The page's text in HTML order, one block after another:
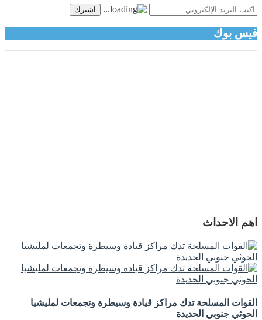
اشترك
فيس بوك
اهم الاحداث
القوات المسلحة تدك مراكز قيادة وسيطرة وتجمعات لمليشيا
الحوثي جنوبي الحديدة